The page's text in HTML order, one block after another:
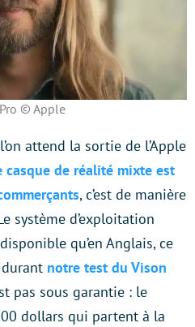
© Apple
attend la sortie de l’Apple
casque de réalité mixte est
, c’est de manière
système d’exploitation
qu’en Anglais, ce
notre test du Vison
pas sous garantie : le
dollars qui partent à la